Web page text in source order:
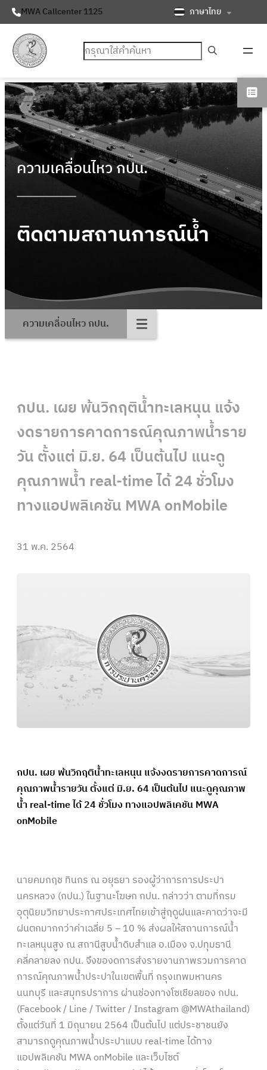
MWA Callcenter 1125 ภาษาไทย
ค้นหา
ความเคลื่อนไหว กปน.
ติดตามสถานการณ์น้ำ
ความเคลื่อนไหว กปน.
กปน. เผย พ้นวิกฤติน้ำทะเลหนุน แจ้ง
งดรายการคาดการณ์คุณภาพน้ำราย
วัน ตั้งแต่ มิ.ย. 64 เป็นต้นไป แนะดู
คุณภาพน้ำ real-time ได้ 24 ชั่วโมง
ทางแอปพลิเคชัน MWA onMobile
31 พ.ค. 2564
กปน. เผย พ้นวิกฤติน้ำทะเลหนุน แจ้งงดรายการคาดการณ์
คุณภาพน้ำรายวัน ตั้งแต่ มิ.ย. 64 เป็นต้นไป แนะดูคุณภาพ
น้ำ real-time ได้ 24 ชั่วโมง ทางแอปพลิเคชัน MWA
onMobile
นายคมกฤช ทินกร ณ อยุธยา รองผู้ว่าการการประปา
นครหลวง (กปน.) ในฐานะโฆษก กปน. กล่าวว่า ตามที่กรม
อุตุนิยมวิทยาประกาศประเทศไทยเข้าสู่ฤดูฝนและคาดว่าจะมี
ฝนตกมากกว่าค่าเฉลี่ย 5 – 10 % ส่งผลให้สถานการณ์น้ำ
ทะเลหนุนสูง ณ สถานีสูบน้ำดิบสำแล อ.เมือง จ.ปทุมธานี
คลี่คลายลง กปน. จึงของดการส่งรายงานภาพรวมการคาด
การณ์คุณภาพน้ำประปาในเขตพื้นที่ กรุงเทพมหานคร
นนทบุรี และสมุทรปราการ ผ่านช่องทางโซเชียลของ กปน.
(Facebook / Line / Twitter / Instagram @MWAthailand)
ตั้งแต่วันที่ 1 มิถุนายน 2564 เป็นต้นไป แต่ประชาชนยัง
สามารถดูคุณภาพน้ำประปาแบบ real-time ได้ทาง
แอปพลิเคชัน MWA onMobile และเว็บไซต์